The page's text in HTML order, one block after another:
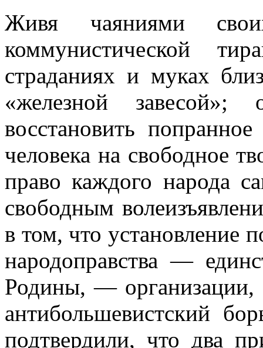
Живя чаяниями
коммунистической
страданиях и муках
«железной завесой»;
восстановить
человека на свободное
право каждого народа
свободным
в том, что установление
народоправства —
Родины, — организации,
антибольшевистский
подтвердили, что два